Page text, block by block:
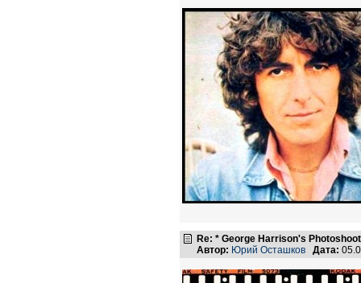
Re: * George Harrison's
Автор: Юрий Осташков Дата: